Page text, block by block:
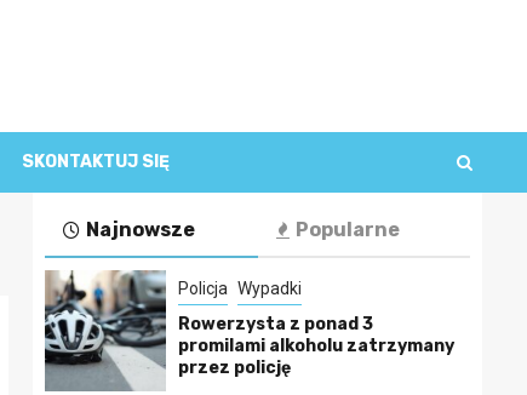
SKONTAKTUJ SIĘ
Najnowsze Popularne
Policja Wypadki
Rowerzysta z ponad 3
promilami alkoholu zatrzymany
przez policję